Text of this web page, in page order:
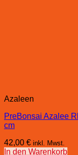
Azaleen
PreBonsai Azalee
cm
42,00 € inkl. Mwst.
In den Warenkorb